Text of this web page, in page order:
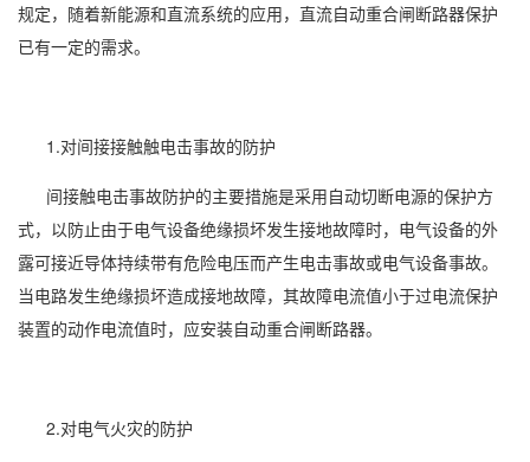
规定，随着新能源和直流系统的应用，直流自动重合闸断路器保护
已有一定的需求。
1.对间接接触触电击事故的防护
间接触电击事故防护的主要措施是采用自动切断电源的保护方
式，以防止由于电气设备绝缘损坏发生接地故障时，电气设备的外
露可接近导体持续带有危险电压而产生电击事故或电气设备事故。
当电路发生绝缘损坏造成接地故障，其故障电流值小于过电流保护
装置的动作电流值时，应安装自动重合闸断路器。
2.对电气火灾的防护